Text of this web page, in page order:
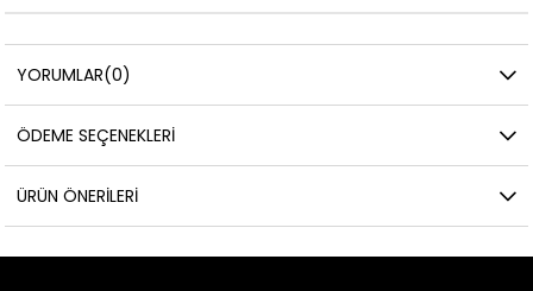
YORUMLAR(0)
ÖDEME SEÇENEKLERI
ÜRÜN ÖNERILERI